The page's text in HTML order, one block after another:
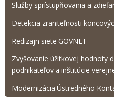
Služby sprístupňovania a
Detekcia zraniteľnosti
Redizajn siete GOVNET
Zvyšovanie úžitkovej hodnoty
podnikateľov a inštitúcie
Modernizácia Ústredného